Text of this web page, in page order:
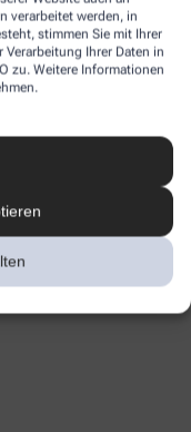
verarbeitet werden, in
stimmen Sie mit Ihrer
Ihrer Daten in
zu. Weitere Informationen